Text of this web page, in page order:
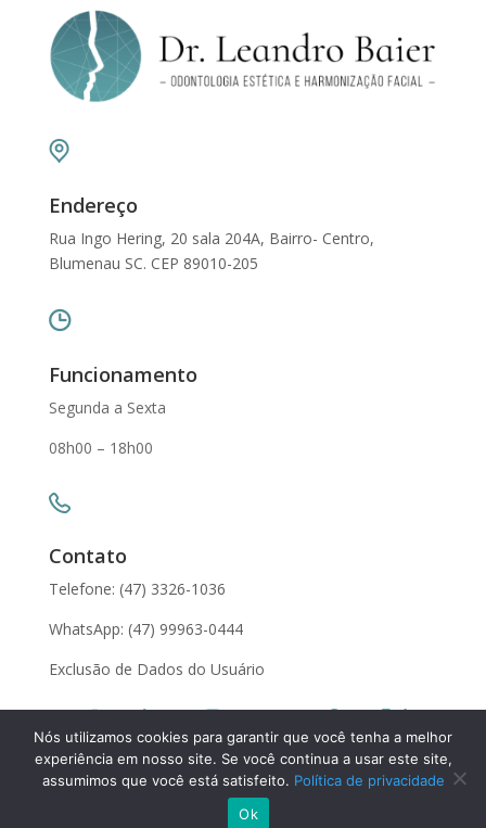
Endereço
Rua Ingo Hering, 20 sala 204A, Bairro- Centro,
Blumenau SC. CEP 89010-205
Funcionamento
Segunda a Sexta
08h00 – 18h00
Contato
Telefone: (47) 3326-1036
WhatsApp: (47) 99963-0444
Exclusão de Dados do Usuário
Leandro Baier 2024| Todos os Direitos Reservados.
AceleraVix SEO e Marketing Digital
Nós utilizamos cookies para garantir que você tenha a melhor
experiência em nosso site. Se você continua a usar este site,
assumimos que você está satisfeito. Política de privacidade
Ok